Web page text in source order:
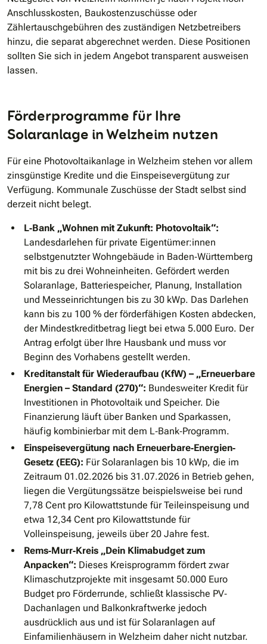
Anschlusskosten, Baukostenzuschüsse oder
Zählertauschgebühren des zuständigen Netzbetreibers
hinzu, die separat abgerechnet werden. Diese Positionen
sollten Sie sich in jedem Angebot transparent ausweisen
lassen.
Förderprogramme für Ihre
Solaranlage in Welzheim nutzen
Für eine Photovoltaikanlage in Welzheim stehen vor allem
zinsgünstige Kredite und die Einspeisevergütung zur
Verfügung. Kommunale Zuschüsse der Stadt selbst sind
derzeit nicht belegt.
L‐Bank „Wohnen mit Zukunft: Photovoltaik“:
Landesdarlehen für private Eigentümer:innen
selbstgenutzter Wohngebäude in Baden‐Württemberg
mit bis zu drei Wohneinheiten. Gefördert werden
Solaranlage, Batteriespeicher, Planung, Installation
und Messeinrichtungen bis zu 30 kWp. Das Darlehen
kann bis zu 100 % der förderfähigen Kosten abdecken,
der Mindestkreditbetrag liegt bei etwa 5.000 Euro. Der
Antrag erfolgt über Ihre Hausbank und muss vor
Beginn des Vorhabens gestellt werden.
Kreditanstalt für Wiederaufbau (KfW) – „Erneuerbare
Energien – Standard (270)“: Bundesweiter Kredit für
Investitionen in Photovoltaik und Speicher. Die
Finanzierung läuft über Banken und Sparkassen,
häufig kombinierbar mit dem L‐Bank‐Programm.
Einspeisevergütung nach Erneuerbare‐Energien‐
Gesetz (EEG): Für Solaranlagen bis 10 kWp, die im
Zeitraum 01.02.2026 bis 31.07.2026 in Betrieb gehen,
liegen die Vergütungssätze beispielsweise bei rund
7,78 Cent pro Kilowattstunde für Teileinspeisung und
etwa 12,34 Cent pro Kilowattstunde für
Volleinspeisung, jeweils über 20 Jahre fest.
Rems‐Murr‐Kreis „Dein Klimabudget zum
Anpacken“: Dieses Kreisprogramm fördert zwar
Klimaschutzprojekte mit insgesamt 50.000 Euro
Budget pro Förderrunde, schließt klassische PV‐
Dachanlagen und Balkonkraftwerke jedoch
ausdrücklich aus und ist für Solaranlagen auf
Einfamilienhäusern in Welzheim daher nicht nutzbar.